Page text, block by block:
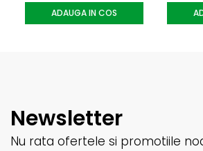
ADAUGA IN COS
Newsletter
Nu rata ofertele si promotiile